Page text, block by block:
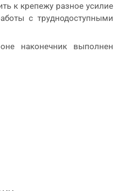
к крепежу разное усилие
с труднодоступными
наконечник выполнен
резины